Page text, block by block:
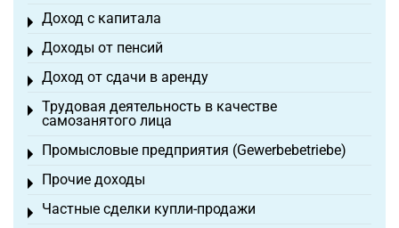
Доход с капитала
Toggle menu
Доходы от пенсий
Toggle menu
Доход от сдачи в аренду
Toggle menu
Трудовая деятельность в качестве
самозанятого лица
Toggle menu
Промысловые предприятия (Gewerbebetriebe)
Toggle menu
Прочие доходы
Toggle menu
Частные сделки купли-продажи
Toggle menu